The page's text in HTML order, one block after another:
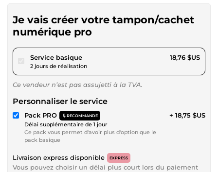
Je vais créer votre tampon/cachet
numérique pro
Service basiquepour 17,28 $US
2 jours de réalisation
18,76 $US
Ce vendeur n’est pas assujetti à la TVA.
Personnaliser le service
Pack PRO RECOMMANDÉ
Délai supplémentaire de 1 jour
Ce pack vous permet d'avoir plus d'option que le
pack basique
+ 18,75 $US
Livraison express disponible EXPRESS
Vous pouvez choisir un délai plus court lors du paiement